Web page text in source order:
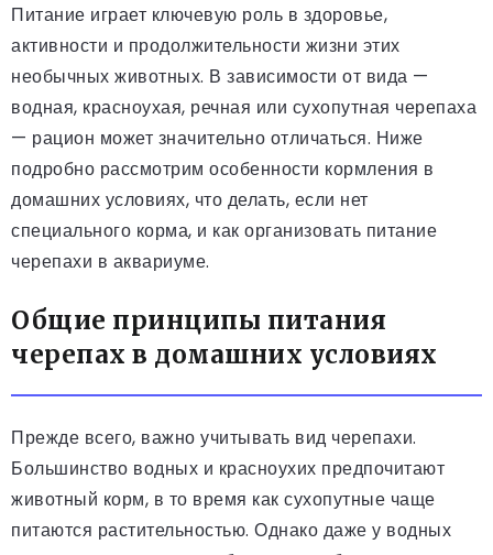
Питание играет ключевую роль в здоровье,
активности и продолжительности жизни этих
необычных животных. В зависимости от вида —
водная, красноухая, речная или сухопутная черепаха
— рацион может значительно отличаться. Ниже
подробно рассмотрим особенности кормления в
домашних условиях, что делать, если нет
специального корма, и как организовать питание
черепахи в аквариуме.
Общие принципы питания
черепах в домашних условиях
Прежде всего, важно учитывать вид черепахи.
Большинство водных и красноухих предпочитают
животный корм, в то время как сухопутные чаще
питаются растительностью. Однако даже у водных